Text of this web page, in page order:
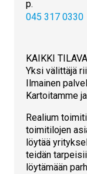
p.
045 317 0330
KAIKKI
Yksi välittäjä
Ilmainen
Kartoitamme
Realium
toimitilojen
löytää
teidän
löytämään